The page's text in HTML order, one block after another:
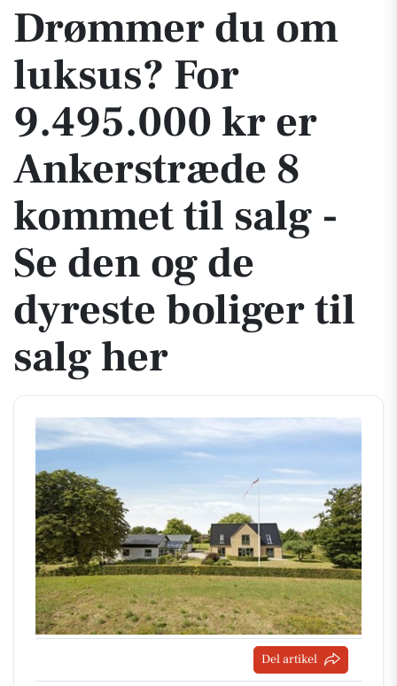
Drømmer du om
luksus? For
9.495.000 kr er
Ankerstræde 8
kommet til salg -
Se den og de
dyreste boliger til
salg her
Del artikel